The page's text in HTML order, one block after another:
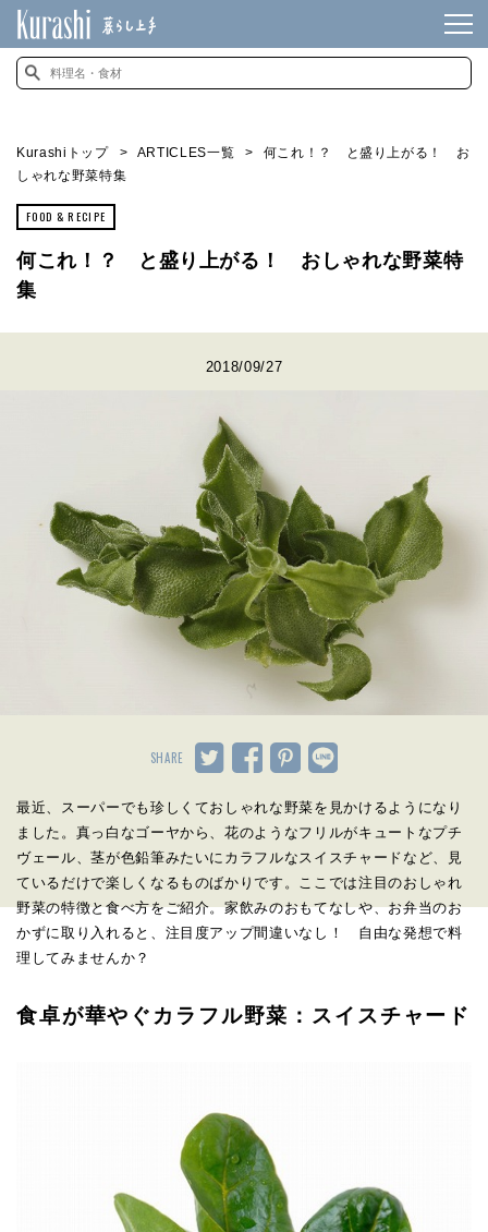
Kurashiトップ ARTICLES一覧
何これ！？ と盛り上がる！ お
しゃれな野菜特集
FOOD & RECIPE
何これ！？ と盛り上がる！ おしゃれな野菜特
集
2018/09/27
SHARE
最近、スーパーでも珍しくておしゃれな野菜を見かけるようになり
ました。真っ白なゴーヤから、花のようなフリルがキュートなプチ
ヴェール、茎が色鉛筆みたいにカラフルなスイスチャードなど、見
ているだけで楽しくなるものばかりです。ここでは注目のおしゃれ
野菜の特徴と食べ方をご紹介。家飲みのおもてなしや、お弁当のお
かずに取り入れると、注目度アップ間違いなし！ 自由な発想で料
理してみませんか？
食卓が華やぐカラフル野菜：スイスチャード